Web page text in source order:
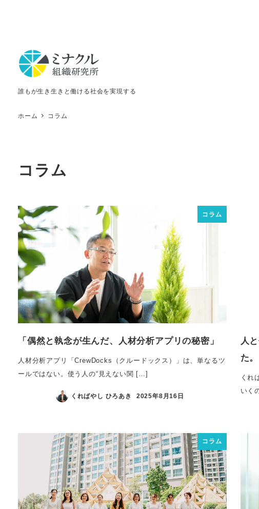
誰もが生き生きと働ける社会を実現する
ホーム コラム
コラム
コラム
「偶然と執念が生んだ、人材分析アプリの秘密」
人材分析アプリ「CrewDocks（クルードックス）」は、単なるツ
ールではない。使う人の“見えない関 […]
くればやし ひろあき 2025年8月16日
人
た。
くれ
いく
コラム